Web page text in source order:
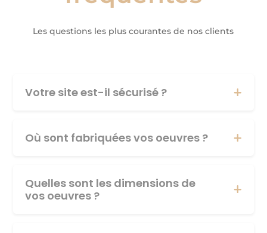
Les questions les plus courantes de nos clients
Votre site est-il sécurisé ?
Où sont fabriquées vos oeuvres ?
Quelles sont les dimensions de
vos oeuvres ?